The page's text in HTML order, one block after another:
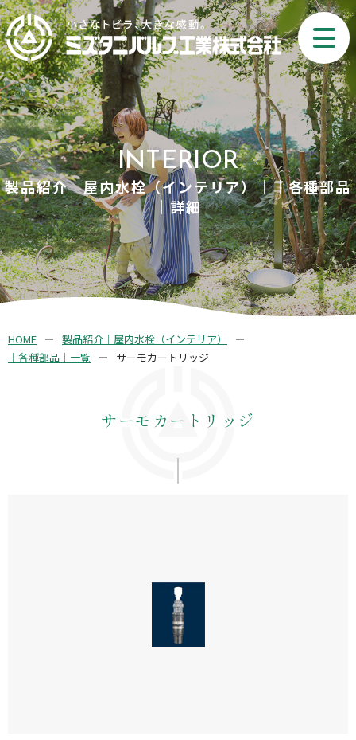
INTERIOR
製品紹介｜屋内水栓（インテリア）｜｜各種部品
｜詳細
HOME
製品紹介｜屋内水栓（インテリア）
｜各種部品｜一覧
サーモカートリッジ
サーモカートリッジ